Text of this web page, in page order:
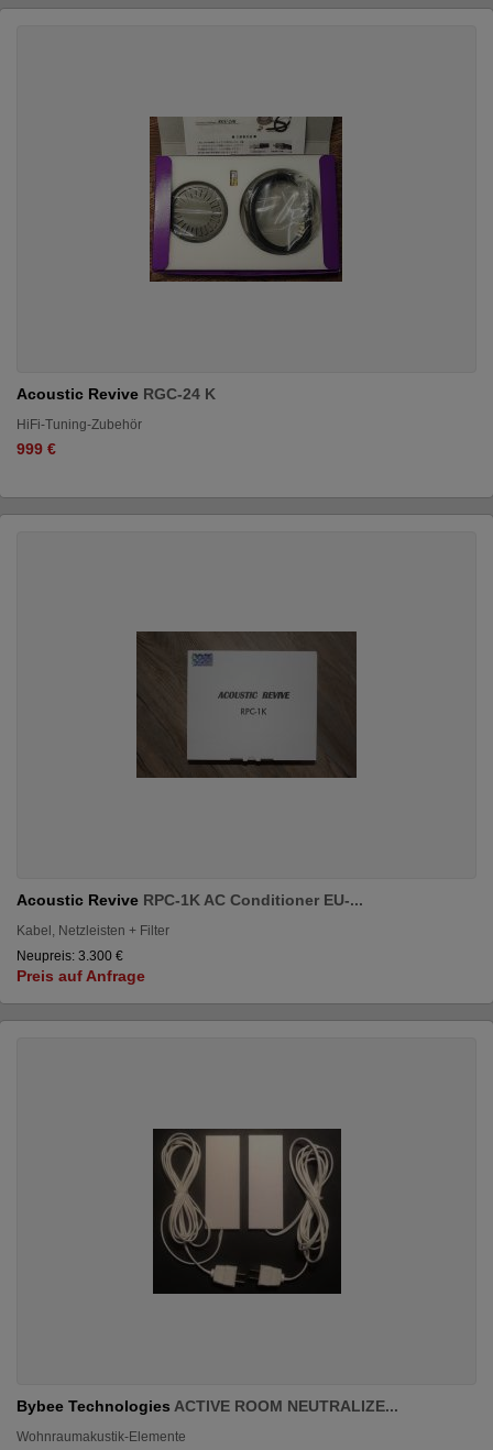
Acoustic Revive RGC-24 K
HiFi-Tuning-Zubehör
999 €
Acoustic Revive RPC-1K AC Conditioner EU-...
Kabel, Netzleisten + Filter
Neupreis: 3.300 €
Preis auf Anfrage
Bybee Technologies ACTIVE ROOM NEUTRALIZE...
Wohnraumakustik-Elemente